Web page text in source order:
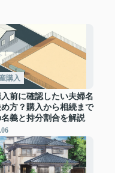
購入
前に確認したい夫婦名
方？購入から相続まで
義と持分割合を解説